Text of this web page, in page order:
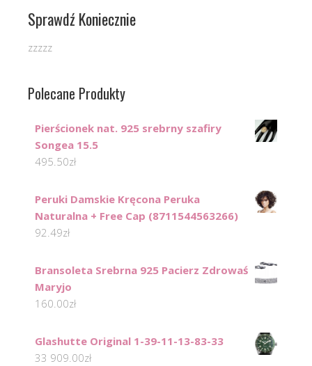
Sprawdź Koniecznie
zzzzz
Polecane Produkty
Pierścionek nat. 925 srebrny szafiry
Songea 15.5
495.50zł
Peruki Damskie Kręcona Peruka
Naturalna + Free Cap (8711544563266)
92.49zł
Bransoleta Srebrna 925 Pacierz Zdrowaś
Maryjo
160.00zł
Glashutte Original 1-39-11-13-83-33
33 909.00zł